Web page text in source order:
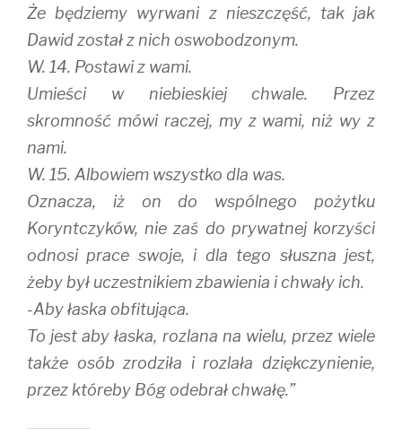
Że będziemy wyrwani z nieszczęść, tak jak
Dawid został z nich oswobodzonym.
W. 14. Postawi z wami.
Umieści w niebieskiej chwale. Przez
skromność mówi raczej, my z wami, niż wy z
nami.
W. 15. Albowiem wszystko dla was.
Oznacza, iż on do wspólnego pożytku
Koryntczyków, nie zaś do prywatnej korzyści
odnosi prace swoje, i dla tego słuszna jest,
żeby był uczestnikiem zbawienia i chwały ich.
-Aby łaska obfitująca.
To jest aby łaska, rozlana na wielu, przez wiele
także osób zrodziła i rozlała dziękczynienie,
przez któreby Bóg odebrał chwałę.”